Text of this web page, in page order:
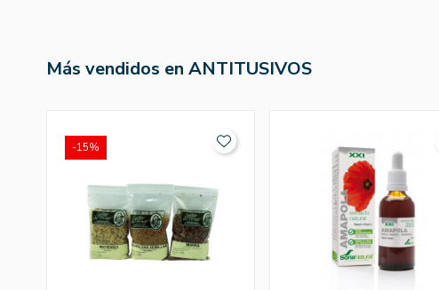
Más vendidos en ANTITUSIVOS
-15%